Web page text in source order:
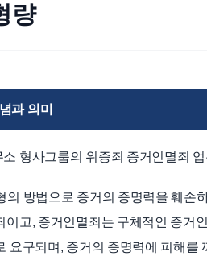
량
과 의미
형사그룹의 위증죄 증거인멸죄
의 방법으로 증거의 증명력을 훼손
고, 증거인멸죄는 구체적인 증거
요구되며, 증거의 증명력에 피해